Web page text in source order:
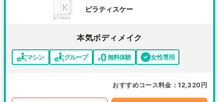
ピラティスケー
本気ボディメイク
マシン グループ 無料体験 女性専用
おすすめコース料金 12,320円